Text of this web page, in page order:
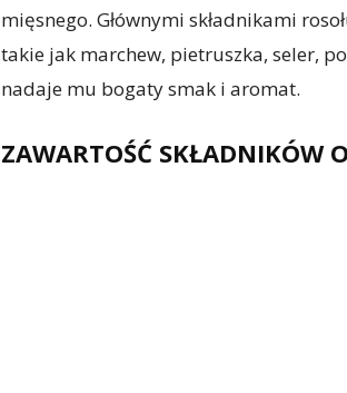
mięsnego. Głównymi składnikami
takie jak marchew, pietruszka, seler,
nadaje mu bogaty smak i aromat.
ZAWARTOŚĆ SKŁADNIKÓW